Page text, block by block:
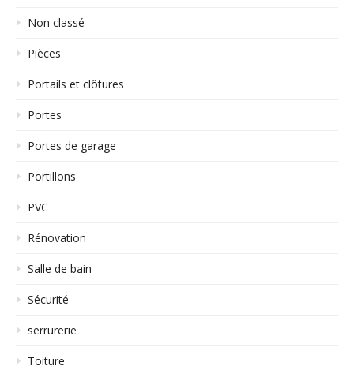
Non classé
Pièces
Portails et clôtures
Portes
Portes de garage
Portillons
PVC
Rénovation
Salle de bain
Sécurité
serrurerie
Toiture